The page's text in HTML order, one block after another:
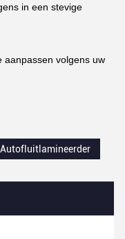
in een stevige
aanpassen volgens uw
Autofluitlamineerder